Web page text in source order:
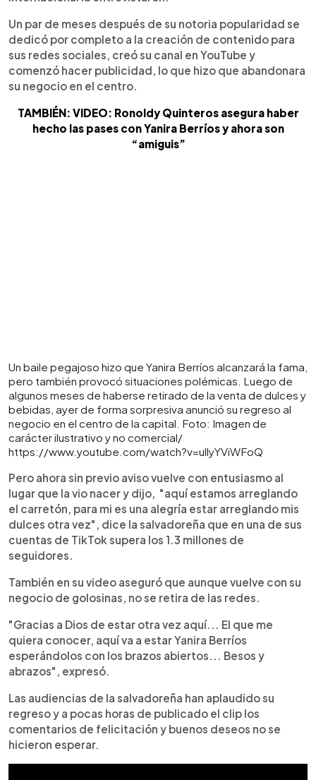
Un par de meses después de su notoria popularidad se
dedicó por completo a la creación de contenido para
sus redes sociales, creó su canal en YouTube y
comenzó hacer publicidad, lo que hizo que abandonara
su negocio en el centro.
TAMBIÉN: VIDEO: Ronoldy Quinteros asegura haber
hecho las pases con Yanira Berríos y ahora son
“amiguis”
Un baile pegajoso hizo que Yanira Berríos alcanzará la fama,
pero también provocó situaciones polémicas. Luego de
algunos meses de haberse retirado de la venta de dulces y
bebidas, ayer de forma sorpresiva anunció su regreso al
negocio en el centro de la capital. Foto: Imagen de
carácter ilustrativo y no comercial/
https://www.youtube.com/watch?v=ullyYViWFoQ
Pero ahora sin previo aviso vuelve con entusiasmo al
lugar que la vio nacer y dijo, "aquí estamos arreglando
el carretón, para mi es una alegría estar arreglando mis
dulces otra vez", dice la salvadoreña que en una de sus
cuentas de TikTok supera los 1.3 millones de
seguidores.
También en su video aseguró que aunque vuelve con su
negocio de golosinas, no se retira de las redes.
"Gracias a Dios de estar otra vez aquí... El que me
quiera conocer, aquí va a estar Yanira Berríos
esperándolos con los brazos abiertos... Besos y
abrazos", expresó.
Las audiencias de la salvadoreña han aplaudido su
regreso y a pocas horas de publicado el clip los
comentarios de felicitación y buenos deseos no se
hicieron esperar.